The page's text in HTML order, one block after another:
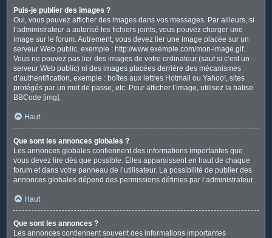
Puis-je publier des images ?
Oui, vous pouvez afficher des images dans vos messages. Par ailleurs, si
l’administrateur a autorisé les fichiers joints, vous pouvez charger une
image sur le forum. Autrement, vous devez lier une image placée sur un
serveur Web public, exemple : http://www.exemple.com/mon-image.gif.
Vous ne pouvez pas lier des images de votre ordinateur (sauf si c’est un
serveur Web public) ni des images placées derrière des mécanismes
d’authentification, exemple : boîtes aux lettres Hotmail ou Yahoo!, sites
protégés par un mot de passe, etc. Pour afficher l’image, utilisez la balise
BBCode [img].
Haut
Que sont les annonces globales ?
Les annonces globales contiennent des informations importantes que
vous devez lire dès que possible. Elles apparaissent en haut de chaque
forum et dans votre panneau de l’utilisateur. La possibilité de publier des
annonces globales dépend des permissions définies par l’administrateur.
Haut
Que sont les annonces ?
Les annonces contiennent souvent des informations importantes